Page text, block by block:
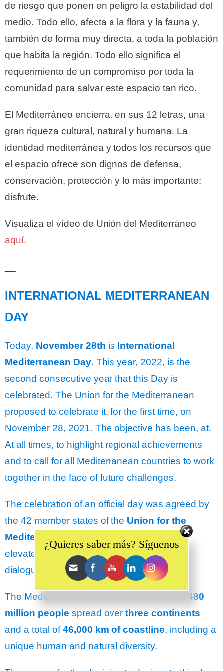
de riesgo que ponen en peligro la estabilidad del
medio. Todo ello, afecta a la flora y la fauna y,
también de forma muy directa, a toda la población
que habita la región. Todo ello significa el
requerimiento de un compromiso por toda la
comunidad para salvar este espacio tan rico.
El Mediterráneo encierra, en sus 12 letras, una
gran riqueza cultural, natural y humana. La
identidad mediterránea y todos los recursos que
el espacio ofrece son dignos de defensa,
conservación, protección y lo más importante:
disfrute.
Visualiza el vídeo de Unión del Mediterráneo
aquí.
INTERNATIONAL MEDITERRANEAN
DAY
Today, November 28th is International
Mediterranean Day. This year, 2022, is the
second consecutive year that this Day is
celebrated. The Union for the Mediterranean
proposed to celebrate it, for the first time, on
November 28, 2021. The objective has been, at.
At all times, to highlight regional achievements
and to call for all Mediterranean countries to work
together in the face of future challenges.
The celebration of an official day was agreed by
the 42 member states of the Union for the
Mediterranean (UfM)
with a leading call to
elevate and defend “the legacy of cultural
dialogue, knowledge and humanism”.
The Mediterranean territory has more than 480
million people spread over three continents
and a total of46,000 km of coastline, including a
unique human and natural diversity.
¿Quieres saber más? Síguenos
Set Youtube Channel ID